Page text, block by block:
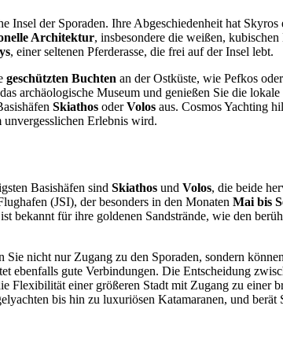
Insel der Sporaden. Ihre Abgeschiedenheit hat Skyros
Architektur, insbesondere die weißen,
, einer seltenen Pferderasse, die frei auf der Insel lebt.
geschützten Buchten an der Ostküste, wie Pefkos
archäologische Museum und genießen Sie die
Skiathos oderVolos aus. Cosmos Yachting
unvergesslichen Erlebnis wird.
Basishäfen sind Skiathos und Volos, die beide
(JSI), der besonders in den Monaten Mai bis
bekannt für ihre goldenen Sandstrände, wie den
Sie nicht nur Zugang zu den Sporaden, sondern
ebenfalls gute Verbindungen. Die Entscheidung
Flexibilität einer größeren Stadt mit Zugang zu einer
bis hin zu luxuriösen Katamaranen, und berät